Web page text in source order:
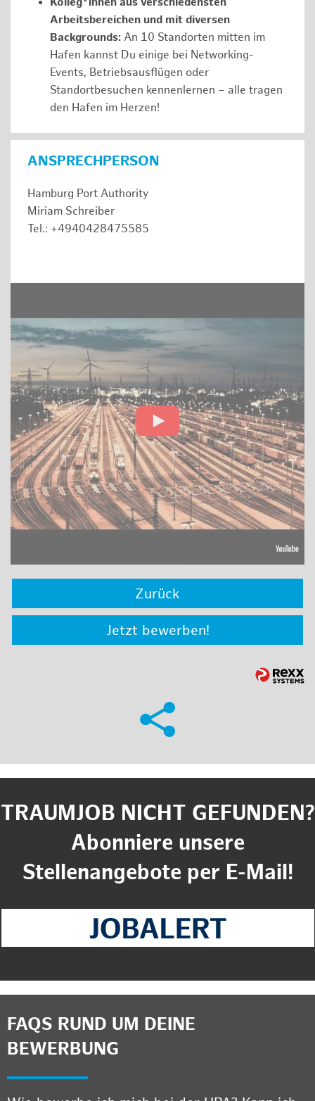
Arbeitsbereichen und mit diversen
Backgrounds: An 10 Standorten mitten im
Hafen kannst Du einige bei Networking-
Events, Betriebsausflügen oder
Standortbesuchen kennenlernen – alle tragen
den Hafen im Herzen!
ANSPRECHPERSON
Hamburg Port Authority
Miriam Schreiber
Tel.: +4940428475585
Zurück
Jetzt bewerben!
TRAUMJOB NICHT GEFUNDEN?
Abonniere unsere
Stellenangebote per E-Mail!
FAQS RUND UM DEINE
BEWERBUNG